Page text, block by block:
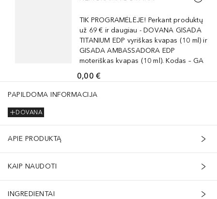
TIK PROGRAMĖLĖJE! Perkant produktų
už 69 € ir daugiau - DOVANA GISADA
TITANIUM EDP vyriškas kvapas (10 ml) ir
GISADA AMBASSADORA EDP
moteriškas kvapas (10 ml). Kodas – GA
0,00 €
PAPILDOMA INFORMACIJA
DOVANA
APIE PRODUKTĄ
KAIP NAUDOTI
INGREDIENTAI